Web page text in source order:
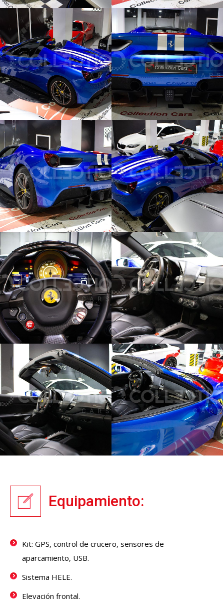
Equipamiento:
Kit: GPS, control de crucero, sensores de
aparcamiento, USB.
Sistema HELE.
Elevación frontal.